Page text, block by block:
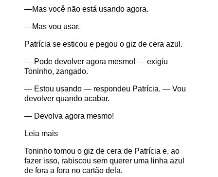
—Mas você não está usando agora.
—Mas vou usar.
Patrícia se esticou e pegou o giz de cera azul.
— Pode devolver agora mesmo! — exigiu
Toninho, zangado.
— Estou usando — respondeu Patrícia. — Vou
devolver quando acabar.
— Devolva agora mesmo!
Leia mais
Toninho tomou o giz de cera de Patrícia e, ao
fazer isso, rabiscou sem querer uma linha azul
de fora a fora no cartão dela.